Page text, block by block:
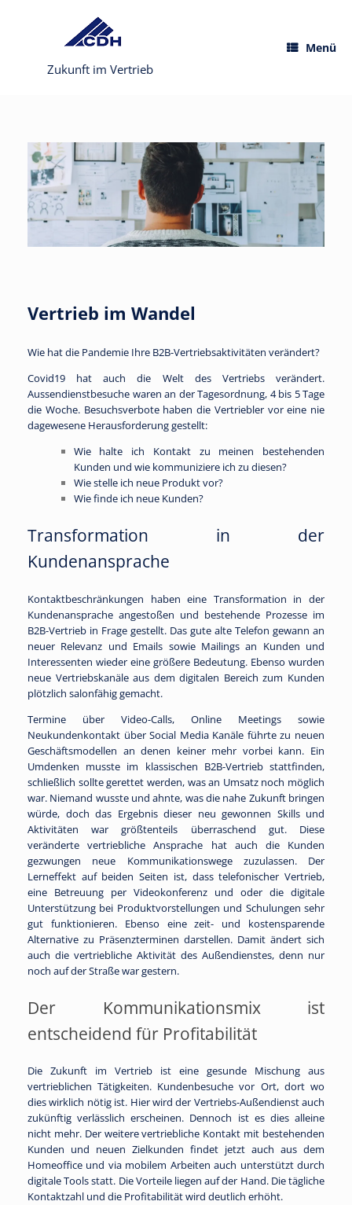
Zukunft im Vertrieb
Menü
Vertrieb im Wandel
Wie hat die Pandemie Ihre B2B-Vertriebsaktivitäten verändert?
Covid19 hat auch die Welt des Vertriebs verändert.
Aussendienstbesuche waren an der Tagesordnung, 4 bis 5 Tage
die Woche. Besuchsverbote haben die Vertriebler vor eine nie
dagewesene Herausforderung gestellt:
Wie halte ich Kontakt zu meinen bestehenden
Kunden und wie kommuniziere ich zu diesen?
Wie stelle ich neue Produkt vor?
Wie finde ich neue Kunden?
Transformation in der
Kundenansprache
Kontaktbeschränkungen haben eine Transformation in der
Kundenansprache angestoßen und bestehende Prozesse im
B2B-Vertrieb in Frage gestellt. Das gute alte Telefon gewann an
neuer Relevanz und Emails sowie Mailings an Kunden und
Interessenten wieder eine größere Bedeutung. Ebenso wurden
neue Vertriebskanäle aus dem digitalen Bereich zum Kunden
plötzlich salonfähig gemacht.
Termine über Video-Calls, Online Meetings sowie
Neukundenkontakt über Social Media Kanäle führte zu neuen
Geschäftsmodellen an denen keiner mehr vorbei kann. Ein
Umdenken musste im klassischen B2B-Vertrieb stattfinden,
schließlich sollte gerettet werden, was an Umsatz noch möglich
war. Niemand wusste und ahnte, was die nahe Zukunft bringen
würde, doch das Ergebnis dieser neu gewonnen Skills und
Aktivitäten war größtenteils überraschend gut. Diese
veränderte vertriebliche Ansprache hat auch die Kunden
gezwungen neue Kommunikationswege zuzulassen. Der
Lerneffekt auf beiden Seiten ist, dass telefonischer Vertrieb,
eine Betreuung per Videokonferenz und oder die digitale
Unterstützung bei Produktvorstellungen und Schulungen sehr
gut funktionieren. Ebenso eine zeit- und kostensparende
Alternative zu Präsenzterminen darstellen. Damit ändert sich
auch die vertriebliche Aktivität des Außendienstes, denn nur
noch auf der Straße war gestern.
Der Kommunikationsmix ist
entscheidend für Profitabilität
Die Zukunft im Vertrieb ist eine gesunde Mischung aus
vertrieblichen Tätigkeiten. Kundenbesuche vor Ort, dort wo
dies wirklich nötig ist. Hier wird der Vertriebs-Außendienst auch
zukünftig verlässlich erscheinen. Dennoch ist es dies alleine
nicht mehr. Der weitere vertriebliche Kontakt mit bestehenden
Kunden und neuen Zielkunden findet jetzt auch aus dem
Homeoffice und via mobilem Arbeiten auch unterstützt durch
digitale Tools statt. Die Vorteile liegen auf der Hand. Die tägliche
Kontaktzahl und die Profitabilität wird deutlich erhöht.